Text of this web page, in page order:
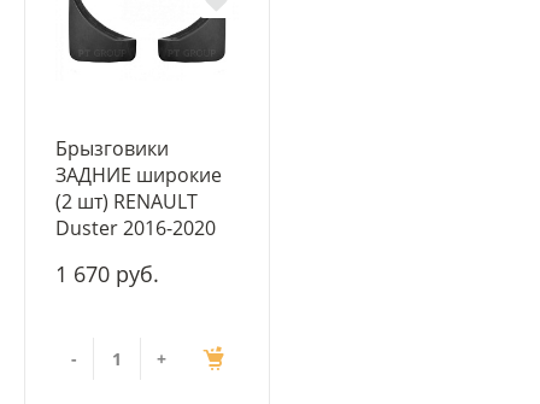
Брызговики
ЗАДНИЕ широкие
(2 шт) RENAULT
Duster 2016-2020
1 670 руб.
- +